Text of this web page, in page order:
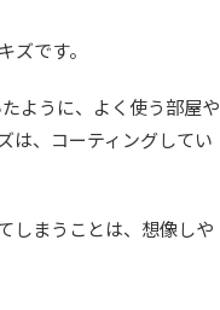
です。
ように、よく使う部屋や
は、コーティングしてい
しまうことは、想像しや